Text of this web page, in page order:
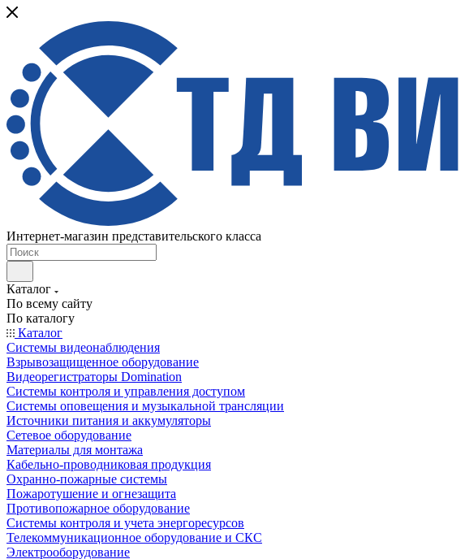
Интернет-магазин представительского класса
Каталог
По всему сайту
По каталогу
Каталог
Системы видеонаблюдения
Взрывозащищенное оборудование
Видеорегистраторы Domination
Системы контроля и управления доступом
Системы оповещения и музыкальной трансляции
Источники питания и аккумуляторы
Сетевое оборудование
Материалы для монтажа
Кабельно-проводниковая продукция
Охранно-пожарные системы
Пожаротушение и огнезащита
Противопожарное оборудование
Системы контроля и учета энергоресурсов
Телекоммуникационное оборудование и СКС
Электрооборудование